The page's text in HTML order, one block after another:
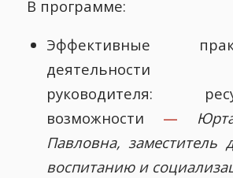
В программе:
Эффективные
деятельности
руководителя:
возможности —
Павловна, заместитель
воспитанию и